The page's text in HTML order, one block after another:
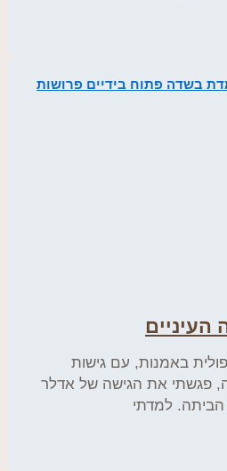
העיניים
באמנות, עם גישות
פגשתי את הגישה של אדלר
למדתי